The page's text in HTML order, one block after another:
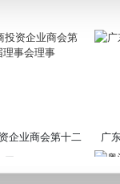
企业商会第十二
届...
广